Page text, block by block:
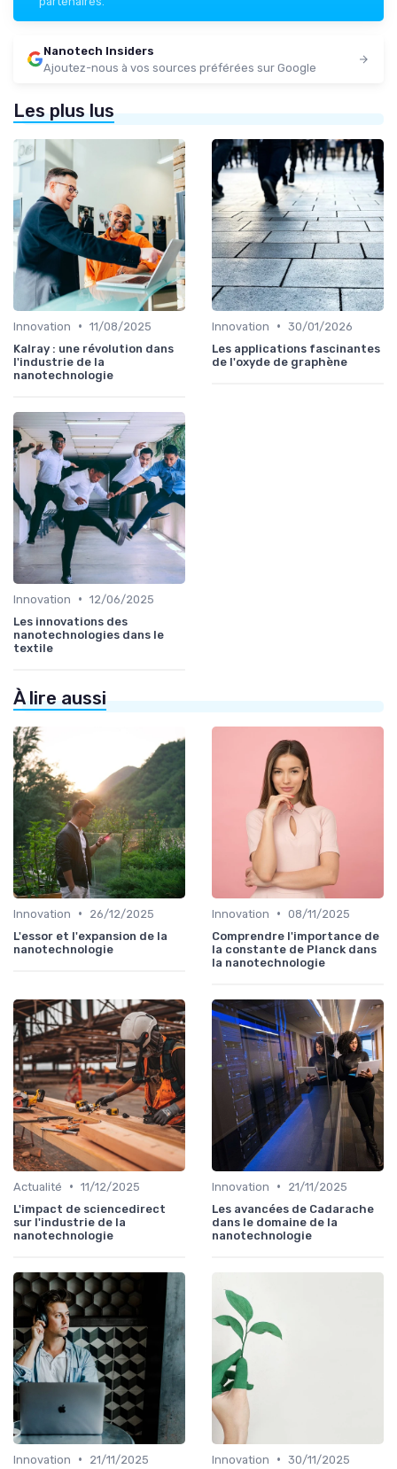
Nanotech Insiders
Ajoutez-nous à vos sources préférées sur Google
Les plus lus
Innovation • 11/08/2025
Kalray : une révolution dans
l'industrie de la
nanotechnologie
Innovation • 30/01/2026
Les applications fascinantes
de l'oxyde de graphène
Innovation • 12/06/2025
Les innovations des
nanotechnologies dans le
textile
À lire aussi
Innovation •
26/12/2025
L'essor et l'expansion de la
nanotechnologie
Innovation • 08/11/2025
Comprendre l'importance de
la constante de Planck dans
la nanotechnologie
Actualité • 11/12/2025
L'impact de sciencedirect
sur l'industrie de la
nanotechnologie
Innovation •
21/11/2025
Les avancées de Cadarache
dans le domaine de la
nanotechnologie
Innovation •
21/11/2025
Innovation • 30/11/2025